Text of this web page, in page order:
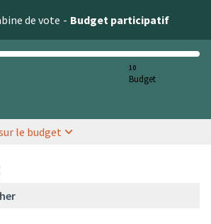
de vote - Budget participatif
10
Budget
le budget